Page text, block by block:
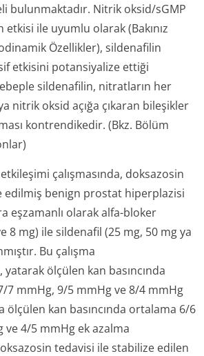
bulunmaktadır. Nitrik oksid/sGMP
ile uyumlu olarak (Bakınız
Özellikler), sildenafilin
etkisini potansiyalize ettiği
sildenafilin, nitratların her
nitrik oksid açığa çıkaran bileşikler
kontrendikedir. (Bkz. Bölüm
çalışmasında, doksazosin
edilmiş benign prostat hiperplazisi
eşzamanlı olarak alfa-bloker
8 mg) ile sildenafil (25 mg, 50 mg ya
Bu çalışma
ölçülen kan basıncında
7 mmHg, 9/5 mmHg ve 8/4 mmHg
ölçülen kan basıncında ortalama 6/6
ve 4/5 mmHg ek azalma
tedavisi ile stabilize edilen